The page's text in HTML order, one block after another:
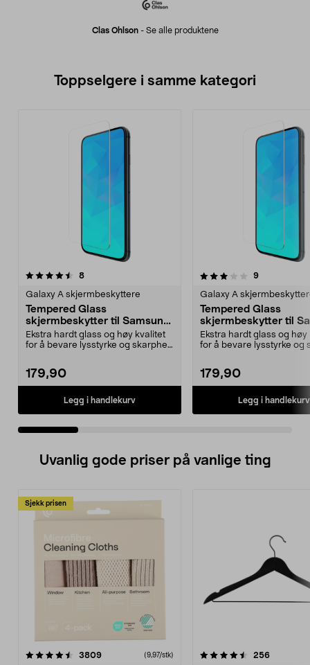
Clas Ohlson- Se alle produktene
Toppselgere i samme kategori
8anmeldelser
Galaxy A skjermbeskyttere
Tempered Glass
skjermbeskytter til Samsung
Galaxy A55
Ekstra hardt glass og høy kvalitet
for å bevare lysstyrke og skarphet.
179,90
Legg i handlekurv
3.5 av 5 stjerner 9anmeldelser
Galaxy A
Tempered Glass
skjermbeskytter til
Galaxy A54
Ekstra hardt glass og høy
for å bevare lysstyrke og
179,90
Legg i handlekurv
5.0 av 5 stjerner
Uvanlig gode priser på vanlige ting
Sjekk prisen
3809anmeldelser(9,97/stk)
4.5av 5 stjerner 256
4.5av 5 stjerner